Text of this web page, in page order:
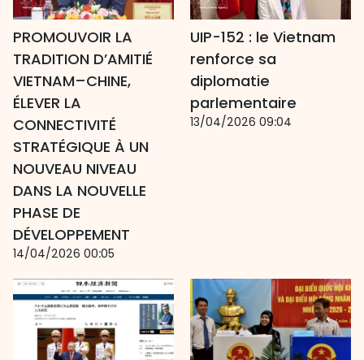
PROMOUVOIR LA
TRADITION D’AMITIÉ
VIETNAM–CHINE,
ÉLEVER LA
CONNECTIVITÉ
STRATÉGIQUE À UN
NOUVEAU NIVEAU
DANS LA NOUVELLE
PHASE DE
DÉVELOPPEMENT
14/04/2026 00:05
UIP-152 : le Vietnam
renforce sa
diplomatie
parlementaire
13/04/2026 09:04